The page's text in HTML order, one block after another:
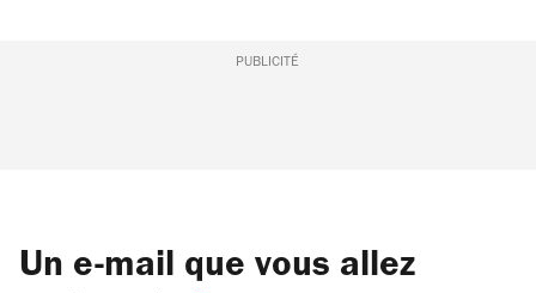
PUBLICITÉ
Un e-mail que vous allez